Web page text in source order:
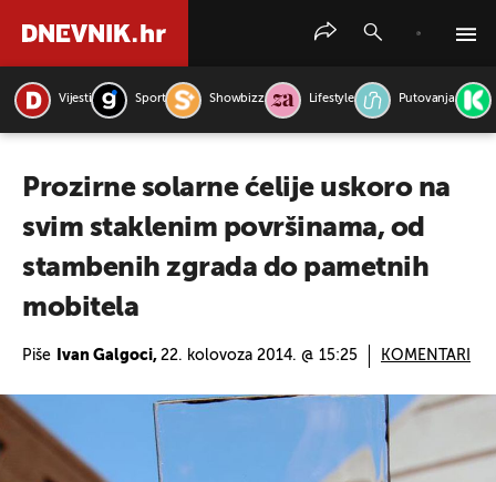
Vijesti Sport Showbizz Lifestyle Putovanja
Prozirne solarne ćelije uskoro na
svim staklenim površinama, od
stambenih zgrada do pametnih
mobitela
Piše Ivan Galgoci, 22. kolovoza 2014. @ 15:25 KOMENTARI
PRETRAŽITE VIJESTI